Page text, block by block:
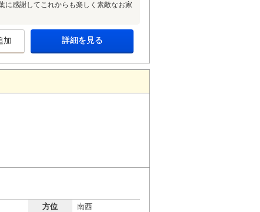
感謝してこれからも楽しく素敵なお家
加 詳細を見る
方位 南西